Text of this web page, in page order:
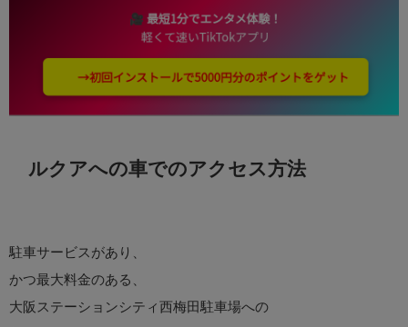
ルクアへの車でのアクセス方法
駐車サービスがあり、
かつ最大料金のある、
大阪ステーションシティ西梅田駐車場への